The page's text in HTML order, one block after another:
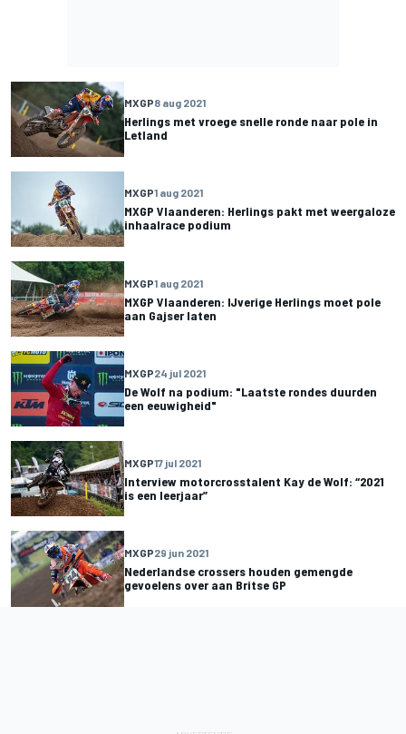
MXGP8 aug 2021
Herlings met vroege snelle ronde naar pole in
Letland
MXGP1 aug 2021
MXGP Vlaanderen: Herlings pakt met weergaloze
inhaalrace podium
MXGP1 aug 2021
MXGP Vlaanderen: IJverige Herlings moet pole
aan Gajser laten
MXGP24 jul 2021
De Wolf na podium: "Laatste rondes duurden
een eeuwigheid"
MXGP17 jul 2021
Interview motorcrosstalent Kay de Wolf: “2021
is een leerjaar”
MXGP29 jun 2021
Nederlandse crossers houden gemengde
gevoelens over aan Britse GP